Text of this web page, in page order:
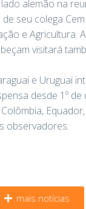
alemão na
seu colega
e Agricultura.
visitará
e Uruguai
desde 1º
observadores.
mais notícias